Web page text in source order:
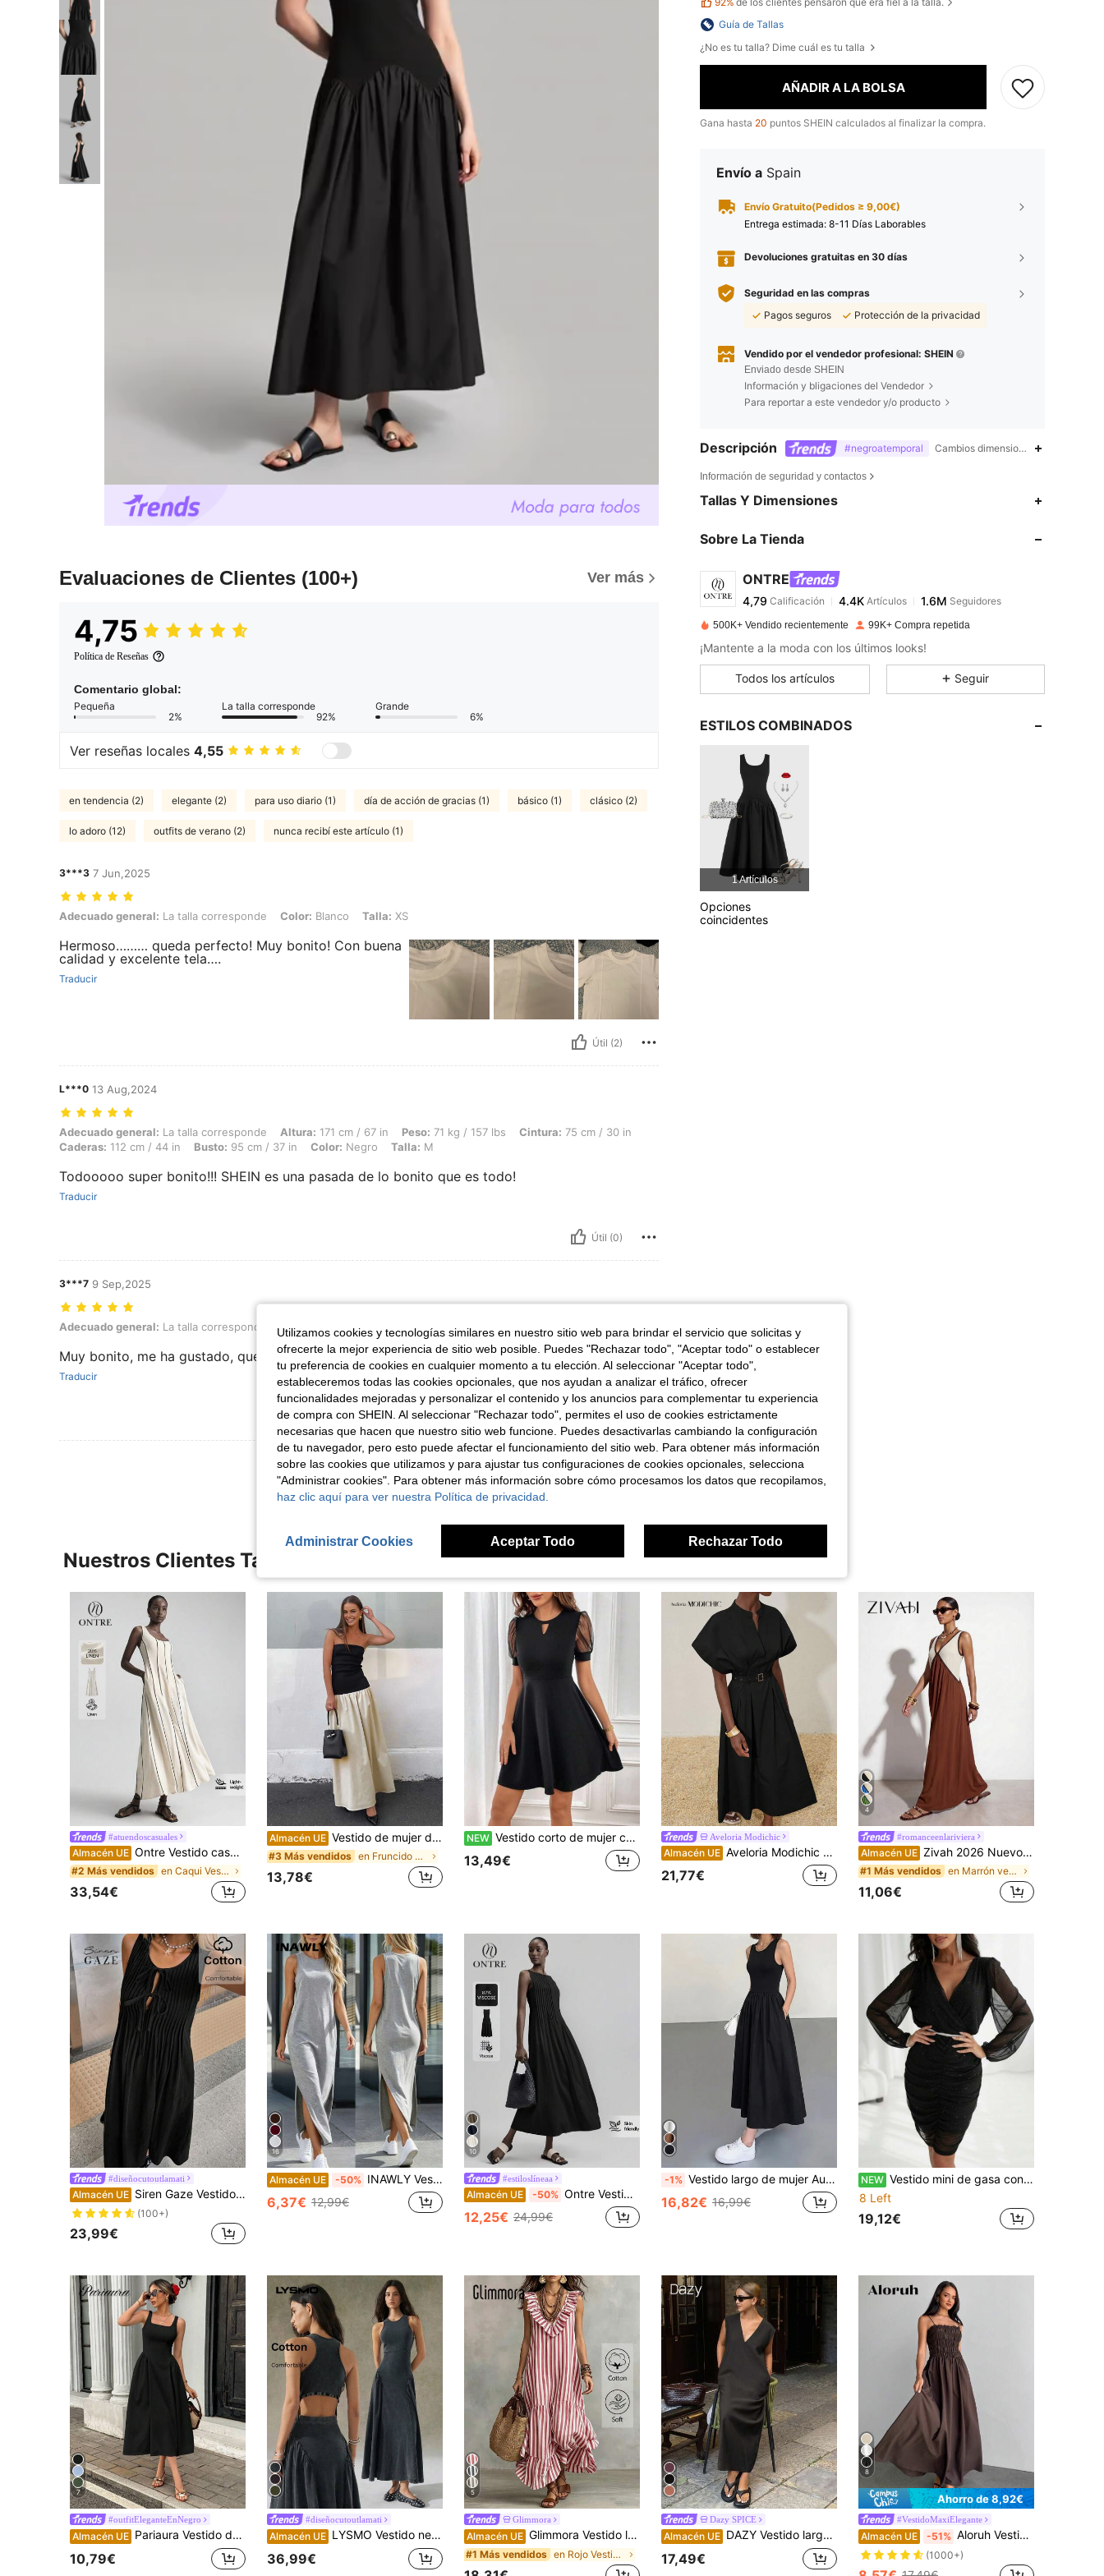
Evaluaciones de Clientes (100+) Ver más
4,75
Política de Reseñas
Comentario global:
Pequeña
2%
La talla corresponde
92%
Grande
6%
Ver reseñas locales 4,55
en tendencia (2) elegante (2) para uso diario (1) día de acción de gracias (1) básico (1) clásico (2)
lo adoro (12) outfits de verano (2) nunca recibí este artículo (1)
3***3 7 Jun,2025
Adecuado general: La talla corresponde, Color: Blanco, Talla: XS
Adecuado general: La talla corresponde Color: Blanco Talla: XS
Hermoso……… queda perfecto! Muy bonito! Con buena
calidad y excelente tela….
Traducir
Útil (2)
L***0 13 Aug,2024
Adecuado general: La talla corresponde, Altura: 171 cm / 67 in, Peso: 71 kg / 157 lbs, Cintura: 75 cm / 30 in, Caderas: 112 cm / 44 in, Busto: 95 cm / 37 in, Color: Negro, Talla: M
Adecuado general: La talla corresponde Altura: 171 cm / 67 in Peso: 71 kg / 157 lbs Cintura: 75 cm / 30 in
Caderas: 112 cm / 44 in Busto: 95 cm / 37 in Color: Negro Talla: M
Todooooo super bonito!!! SHEIN es una pasada de lo bonito que es todo!
Traducir
Útil (0)
3***7 9 Sep,2025
Adecuado general: La talla corresponde, Color: Negro, Talla: L
Adecuado general: La talla corresponde Color: Talla:
Muy bonito, me ha gustado, queda bien.
Traducir
Útil (0)
Ver Más Reseñas
Guía de Tallas
¿No es tu talla? Dime cuál es tu talla
AÑADIR A LA BOLSA
Gana hasta 20 puntos SHEIN calculados al finalizar la compra.
Envío a Spain
Envío Gratuito(Pedidos ≥ 9,00€)
Entrega estimada: 8-11 Días Laborables
Devoluciones gratuitas en 30 días
Seguridad en las compras
Pagos seguros
Protección de la privacidad
Vendido por el vendedor profesional: SHEIN
Enviado desde SHEIN
Información y bligaciones del Vendedor
Para reportar a este vendedor y/o producto
Descripción #negroatemporal Cambios dimensionales de los
Información de seguridad y contactos
Tallas Y Dimensiones
Sobre La Tienda
ONTRE
4,79
4,79 Calificación
m***apagadoHace 1 día
4,79
4,79
4,79
500K+ Vendido recientemente 99K+ Compra repetida
¡Mantente a la moda con los últimos looks!
Todos los artículos Seguir
ESTILOS COMBINADOS
1 Artículos
Opciones
coincidentes
Nuestros Clientes También Vieron
#atuendoscasuales
Almacén UE Ontre Vestido casual ligero sin mangas de color albaricoque para mujer, nuevo para el verano de 2026, adecuado para negocios, ir al trabajo, elegantes vacaciones en la playa, invitados de boda, festivales de música country
#2 Más vendidos en Caqui Vestidos largos de mujer
33,54€
Almacén UE Vestido de mujer de unicolor sin tirantes con parches y contraste de color, elegante y adecuado para el verano en color negro
#3 Más vendidos en Fruncido Vestidos De Mujer
13,78€
NEW Vestido corto de mujer con mangas cortas de tul, cuello redondo, detalle de caída, importado de crepé, 35636
13,49€
Aveloria Modichic
Almacén UE Aveloria Modichic Elegante vestido de mujer para ir al trabajo y citas, diseño de lujo con cuello en V, hombros caídos, cintura ceñida, pliegues y cinturón
21,77€
4
#romanceenlariviera
Almacén UE Zivah 2026 Nuevo vestido casual de lino bohemio de vacaciones elegante con patchwork, vestido elegante de vacaciones con bloque de color, vestido sin mangas de tono marrón rojizo, vestido bohemio elegante de vacaciones, vestido de lino de vacaciones
#1 Más vendidos en Marrón vestidos largos hasta el suelo
11,06€
#diseñocutoutlamati
Almacén UE Siren Gaze Vestido casual de mujer con cuello redondo y lazo delantero sin mangas para el verano
(100+)
23,99€
16
Almacén UE -50% INAWLY Vestido de punto casual de mujer con cuello redondo y dobladillo con abertura lateral en gris claro
6,37€ 12,99€
10
#estiloslíneaa
Almacén UE -50% Ontre Vestido largo casual de mujer con rayas negras y plisado, primavera verano 2026, tirante de hombro con lazo, elegante para fiesta de té, negocios urbanos, playa, festival de música
12,25€ 24,99€
-1% Vestido largo de mujer AuroraSilk de color liso con bolsillos, casual, sin mangas, elástico, con patchwork, corte holgado, negro
16,82€ 16,99€
NEW Vestido mini de gasa con mangas largas, cuello cruzado, sin cinturón, brillante y forrado para mujer. , 31630
8 Left
19,12€
7
#outfitEleganteEnNegro
Almacén UE Pariaura Vestido de tirantes con volantes de estilo francés elegante para mujer, vestido de verano para la universidad
10,79€
#diseñocutoutlamati
Almacén UE LYSMO Vestido negro con diseño de espalda descubierta y lavado desgastado, nueva llegada 2025
36,99€
5
Glimmora
Almacén UE Glimmora Vestido largo casual de fiesta para mujer con rayas, patchwork, plisado y volantes en el bajo
#1 Más vendidos en Rojo Vestidos largos de mujer
Dazy SPICE
Almacén UE DAZY Vestido largo casual de verano sin mangas de cuello en V holgado de unicolor para mujer
17,49€
8
Ahorro de 8,92€
#VestidoMaxiElegante
Almacén UE -51% Aloruh Vestido tipo tubo de color café
(1000+)
Utilizamos cookies y tecnologías similares en nuestro sitio web para brindar el servicio que solicitas y
ofrecerte la mejor experiencia de sitio web posible. Puedes "Rechazar todo", "Aceptar todo" o establecer
tu preferencia de cookies en cualquier momento a tu elección. Al seleccionar "Aceptar todo",
estableceremos todas las cookies opcionales, que nos ayudan a analizar el tráfico, ofrecer
funcionalidades mejoradas y personalizar el contenido y los anuncios para complementar tu experiencia
de compra con SHEIN. Al seleccionar "Rechazar todo", permites el uso de cookies estrictamente
necesarias que hacen que nuestro sitio web funcione. Puedes desactivarlas cambiando la configuración
de tu navegador, pero esto puede afectar el funcionamiento del sitio web. Para obtener más información
sobre las cookies que utilizamos y para ajustar tus configuraciones de cookies opcionales, selecciona
"Administrar cookies". Para obtener más información sobre cómo procesamos los datos que recopilamos,
haz clic aquí para ver nuestra Política de privacidad.
Administrar Cookies Aceptar Todo Rechazar Todo